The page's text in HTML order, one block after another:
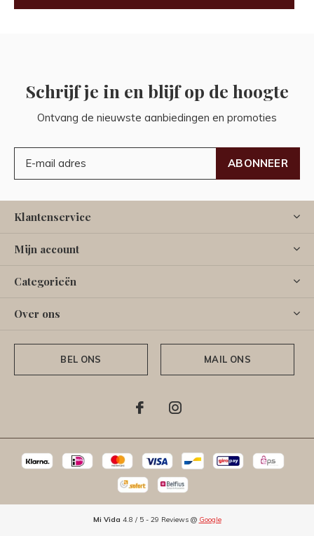
Schrijf je in en blijf op de hoogte
Ontvang de nieuwste aanbiedingen en promoties
ABONNEER
Klantenservice
Mijn account
Categorieën
Over ons
BEL ONS MAIL ONS
Mi Vida 4.8 / 5- 29 Reviews @ Google